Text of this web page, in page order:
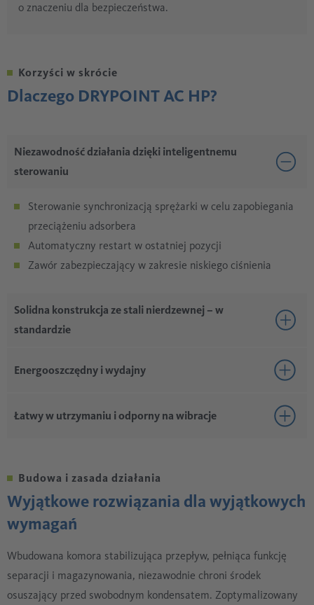
o znaczeniu dla bezpieczeństwa.
Korzyści w skrócie
Dlaczego DRYPOINT AC HP?
Niezawodność działania dzięki inteligentnemu
sterowaniu
Sterowanie synchronizacją sprężarki w celu zapobiegania
przeciążeniu adsorbera
Automatyczny restart w ostatniej pozycji
Zawór zabezpieczający w zakresie niskiego ciśnienia
Solidna konstrukcja ze stali nierdzewnej – w
standardzie
Zbiornik ze stali nierdzewnej, filtr i elementy składowe
W zestawie zabezpieczenie antykorozyjne
konserwacyjnych
Energooszczędny i wydajny
Powietrze regeneracyjne pobierane z tyłu filtra
Łatwy w utrzymaniu i odporny na wibracje
Niższe koszty części zamiennych
Indywidualne zawieszenie odciąża rury
Budowa i zasada działania
Wyjątkowe rozwiązania dla wyjątkowych
wymagań
Wbudowana komora stabilizująca przepływ, pełniąca funkcję
separacji i magazynowania, niezawodnie chroni środek
osuszający przed swobodnym kondensatem. Zoptymalizowany